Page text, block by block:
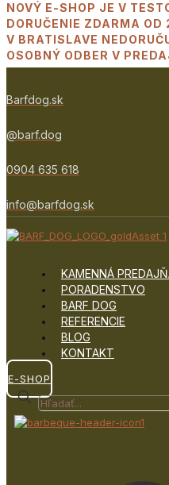
NOVÝ E-SHOP JE V
DORUČENIE ZDARMA OD
V BRATISLAVE
OSOBNÝ ODBER V
Barfdog.sk
@barf.dog
0904 635 618
info@barfdog.sk
KAMENNÁ
PORADENSTVO
BARF DOG
REFERENCIE
BLOG
KONTAKT
E-SHOP